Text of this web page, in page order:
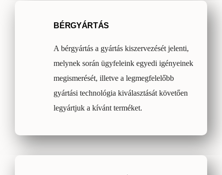
BÉRGYÁRTÁS
A bérgyártás a gyártás kiszervezését jelenti,
melynek során ügyfeleink egyedi igényeinek
megismerését, illetve a legmegfelelőbb
gyártási technológia kiválasztását követően
legyártjuk a kívánt terméket.